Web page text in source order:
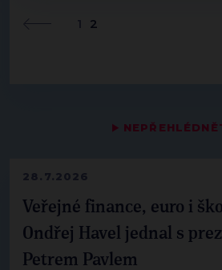
▶
28.7.2026
Veřejné finance, euro i
Ondřej Havel jednal s
Petrem Pavlem
1 2